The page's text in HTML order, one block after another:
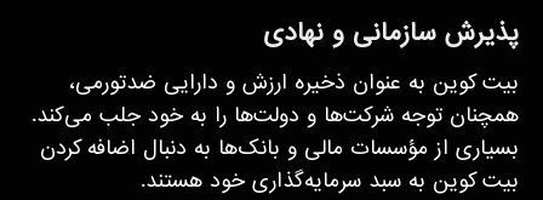
پذیرش سازمانی و نهادی
بیت کوین به عنوان ذخیره ارزش و دارایی ضدتورمی،
همچنان توجه شرکت‌ها و دولت‌ها را به خود جلب می‌کند.
بسیاری از مؤسسات مالی و بانک‌ها به دنبال اضافه کردن
بیت کوین به سبد سرمایه‌گذاری خود هستند.